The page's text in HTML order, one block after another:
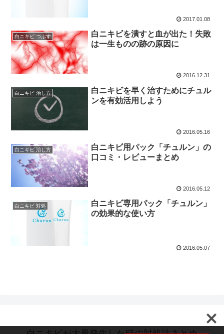
2017.01.08
白ニキビ つぶす
白ニキビを潰すと血が出た！失敗
は一生ものの跡の原因に
2016.12.31
白ニキビ 治し方
白ニキビを早く治すためにチュル
ンを有効活用しよう
2016.05.16
白ニキビ 治し方
白ニキビ用パック「チュルン」の
口コミ・レビューまとめ
2016.05.12
白ニキビ 対処
白ニキビ専用パック「チュルン」
の効果的な使い方
2016.05.07